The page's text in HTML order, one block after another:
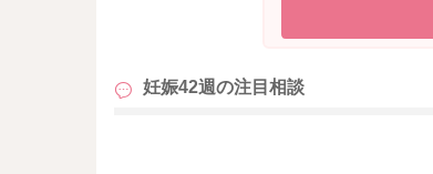
可能であれば、助産師さんの乳房ケア
いのかなと思いました。
それでも痛みが変わらないときは、乳
妊娠42週の注目相談